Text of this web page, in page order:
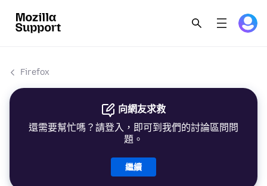
Firefox
向網友求救
還需要幫忙嗎？請登入，即可到我們的討論區問問
題。
繼續